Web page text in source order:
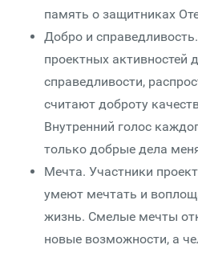
память о защитниках
Добро и
проектных активностей
справедливости,
считают доброту
Внутренний голос
только добрые дела
Мечта. Участники
умеют мечтать и
жизнь. Смелые мечты
новые возможности, а